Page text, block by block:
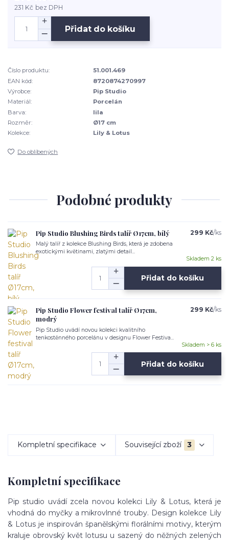
231 Kč bez DPH
Přidat do košíku
Číslo produktu:
51.001.469
EAN kód:
8720874270997
Výrobce:
Pip Studio
Materiál:
Porcelán
Barva:
lila
Rozměr:
Ø17 cm
Kolekce:
Lily & Lotus
Do oblíbených
Podobné produkty
Pip Studio Blushing Birds talíř Ø17cm, bílý
Malý talíř z kolekce Blushing Birds, která je zdobena
exotickými květinami, zlatými detail...
299 Kč/ks
Skladem 2 ks
Přidat do košíku
Pip Studio Flower festival talíř Ø17cm,
modrý
Pip Studio uvádí novou kolekci kvalitního
tenkostěnného porcelánu v designu Flower Festiva...
299 Kč/ks
Skladem > 6 ks
Přidat do košíku
Kompletní specifikace Související zboží 3
Kompletní specifikace
Pip studio uvádí zcela novou kolekci Lily & Lotus, která je
vhodná do myčky a mikrovlnné trouby. Design kolekce Lily
& Lotus je inspirován španělskými florálními motivy, kterým
kraluje obrovský květ lotusu u sazený do něžných zelených